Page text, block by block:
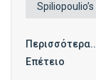
Επέτειο